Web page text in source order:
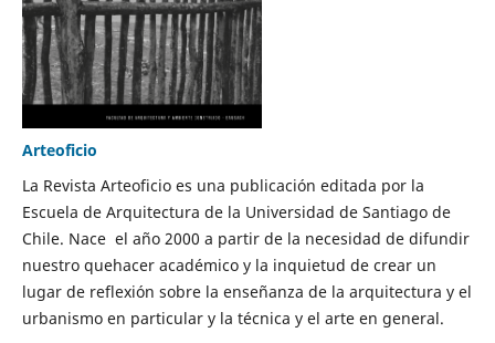
Arteoficio
La Revista Arteoficio es una publicación editada por la
Escuela de Arquitectura de la Universidad de Santiago de
Chile. Nace el año 2000 a partir de la necesidad de difundir
nuestro quehacer académico y la inquietud de crear un
lugar de reflexión sobre la enseñanza de la arquitectura y el
urbanismo en particular y la técnica y el arte en general.